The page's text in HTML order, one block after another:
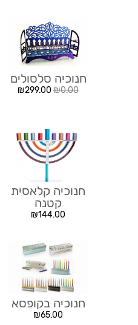
חנוכיה סלסולים
₪0.00
₪299.00
חנוכיה קלאסית
קטנה
₪144.00
חנוכיה בקופסא
₪65.00